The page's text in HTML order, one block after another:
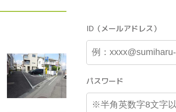
ID（メールアドレス）
パスワード